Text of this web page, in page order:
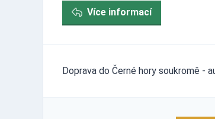
Více informací
Doprava do Černé hory soukromě -